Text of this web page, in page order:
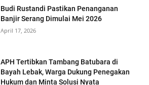
Budi Rustandi Pastikan Penanganan
Banjir Serang Dimulai Mei 2026
April 17, 2026
APH Tertibkan Tambang Batubara di
Bayah Lebak, Warga Dukung Penegakan
Hukum dan Minta Solusi Nyata